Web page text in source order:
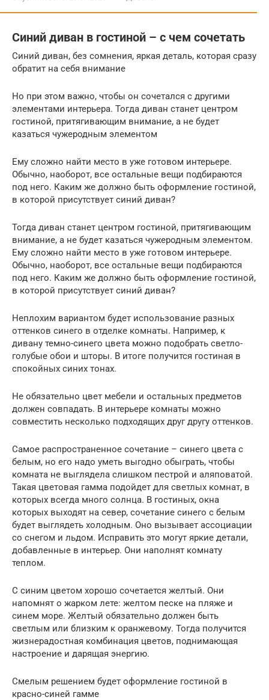
Синий диван в гостиной – с чем сочетать
Синий диван, без сомнения, яркая деталь, которая сразу
обратит на себя внимание
Но при этом важно, чтобы он сочетался с другими
элементами интерьера. Тогда диван станет центром
гостиной, притягивающим внимание, а не будет
казаться чужеродным элементом
Ему сложно найти место в уже готовом интерьере.
Обычно, наоборот, все остальные вещи подбираются
под него. Каким же должно быть оформление гостиной,
в которой присутствует синий диван?
Тогда диван станет центром гостиной, притягивающим
внимание, а не будет казаться чужеродным элементом.
Ему сложно найти место в уже готовом интерьере.
Обычно, наоборот, все остальные вещи подбираются
под него. Каким же должно быть оформление гостиной,
в которой присутствует синий диван?
Неплохим вариантом будет использование разных
оттенков синего в отделке комнаты. Например, к
дивану темно-синего цвета можно подобрать светло-
голубые обои и шторы. В итоге получится гостиная в
спокойных синих тонах.
Не обязательно цвет мебели и остальных предметов
должен совпадать. В интерьере комнаты можно
совместить несколько подходящих друг другу оттенков.
Самое распространенное сочетание – синего цвета с
белым, но его надо уметь выгодно обыграть, чтобы
комната не выглядела слишком пестрой и аляповатой.
Такая цветовая гамма подойдет для светлых комнат, в
которых всегда много солнца. В гостиных, окна
которых выходят на север, сочетание синего с белым
будет выглядеть холодным. Оно вызывает ассоциации
со снегом и льдом. Исправить это могут яркие детали,
добавленные в интерьер. Они наполнят комнату
теплом.
С синим цветом хорошо сочетается желтый. Они
напомнят о жарком лете: желтом песке на пляже и
синем море. Желтый обязательно должен быть
светлым или близким к оранжевому. Тогда получится
жизнерадостная комбинация цветов, поднимающая
настроение и дарящая энергию.
Смелым решением будет оформление гостиной в
красно-синей гамме